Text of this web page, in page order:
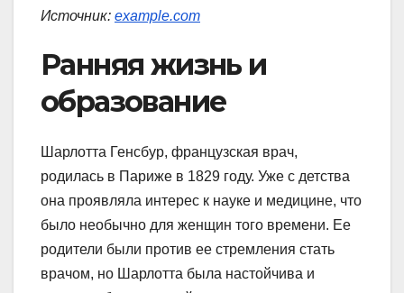
Источник: example.com
Ранняя жизнь и
образование
Шарлотта Генсбур, французская врач,
родилась в Париже в 1829 году. Уже с детства
она проявляла интерес к науке и медицине, что
было необычно для женщин того времени. Ее
родители были против ее стремления стать
врачом, но Шарлотта была настойчива и